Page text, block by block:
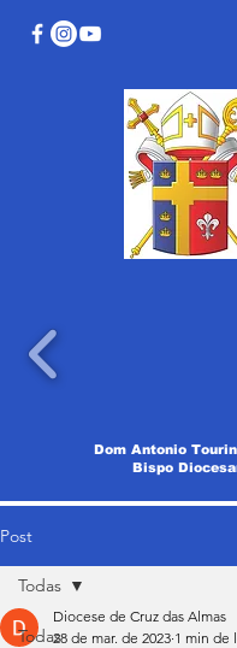
Dom Antonio
Bispo
Post
Todas
Todas
Diocese de Cruz das Almas
28 de mar. de 2023 1 min de